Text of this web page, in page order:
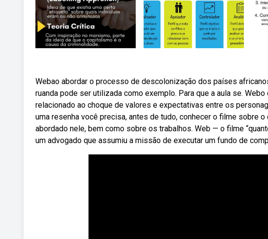
Webao abordar o processo de descolonização dos países
ruanda pode ser utilizada como exemplo. Para que a aula se.
relacionado ao choque de valores e expectativas entre os
uma resenha você precisa, antes de tudo, conhecer o filme sobre
abordado nele, bem como sobre os trabalhos. Web — o filme
um advogado que assumiu a missão de executar um fundo de